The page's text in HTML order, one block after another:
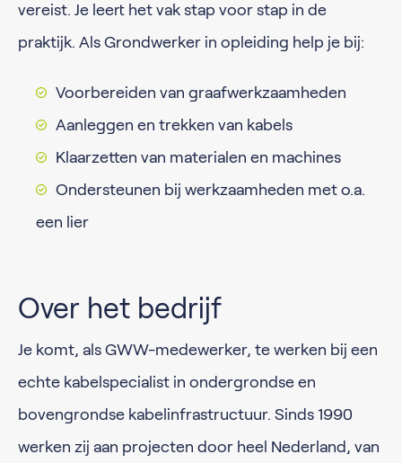
vereist. Je leert het vak stap voor stap in de
praktijk. Als Grondwerker in opleiding help je bij:
Voorbereiden van graafwerkzaamheden
Aanleggen en trekken van kabels
Klaarzetten van materialen en machines
Ondersteunen bij werkzaamheden met o.a.
een lier
Over het bedrijf
Je komt, als GWW-medewerker, te werken bij een
echte kabelspecialist in ondergrondse en
bovengrondse kabelinfrastructuur. Sinds 1990
werken zij aan projecten door heel Nederland, van